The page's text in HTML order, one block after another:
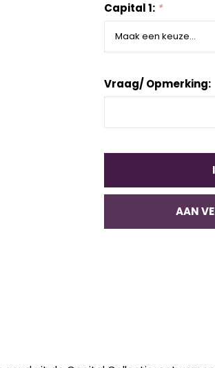
Capital 1: *
Vraag/ Opmerking:
AAN